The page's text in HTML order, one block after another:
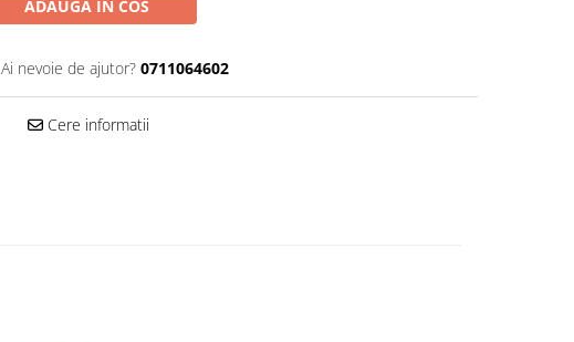
ADAUGA IN COS
Ai nevoie de ajutor? 0711064602
Cere informatii